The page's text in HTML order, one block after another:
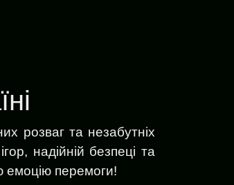
розваг та незабутніх
надійній безпеці та
емоцію перемоги!